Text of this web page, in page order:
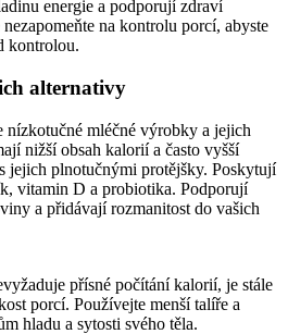
energie a podporují zdraví
na kontrolu porcí, abyste
kontrolou.
alternativy
nízkotučné mléčné výrobky a jejich
nižší obsah kalorií a často vyšší
jejich plnotučnými protějšky. Poskytují
vitamin D a probiotika. Podporují
a přidávají rozmanitost do vašich
přísné počítání kalorií, je stále
porcí. Používejte menší talíře a
hladu a sytosti svého těla.